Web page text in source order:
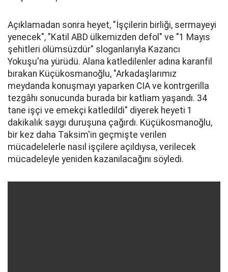
Açıklamadan sonra heyet, "İşçilerin birliği, sermayeyi
yenecek", "Katil ABD ülkemizden defol" ve "1 Mayıs
şehitleri ölümsüzdür" sloganlarıyla Kazancı
Yokuşu'na yürüdü. Alana katledilenler adına karanfil
bırakan Küçükosmanoğlu, "Arkadaşlarımız
meydanda konuşmayı yaparken CIA ve kontrgerilla
tezgâhı sonucunda burada bir katliam yaşandı. 34
tane işçi ve emekçi katledildi" diyerek heyeti 1
dakikalık saygı duruşuna çağırdı. Küçükosmanoğlu,
bir kez daha Taksim'in geçmişte verilen
mücadelelerle nasıl işçilere açıldıysa, verilecek
mücadeleyle yeniden kazanılacağını söyledi.